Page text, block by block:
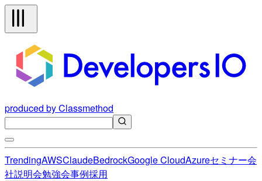
produced by Classmethod
TrendingAWSClaudeBedrockGoogle CloudAzureセミナー会
社説明会勉強会事例採用